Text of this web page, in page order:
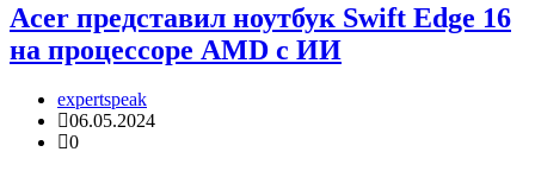
Acer представил ноутбук Swift Edge 16
на процессоре AMD с ИИ
expertspeak
06.05.2024
0